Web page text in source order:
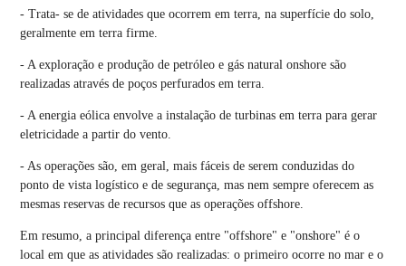
- Trata- se de atividades que ocorrem em terra, na superfície do solo,
geralmente em terra firme.
- A exploração e produção de petróleo e gás natural onshore são
realizadas através de poços perfurados em terra.
- A energia eólica envolve a instalação de turbinas em terra para gerar
eletricidade a partir do vento.
- As operações são, em geral, mais fáceis de serem conduzidas do
ponto de vista logístico e de segurança, mas nem sempre oferecem as
mesmas reservas de recursos que as operações offshore.
Em resumo, a principal diferença entre "offshore" e "onshore" é o
local em que as atividades são realizadas: o primeiro ocorre no mar e o